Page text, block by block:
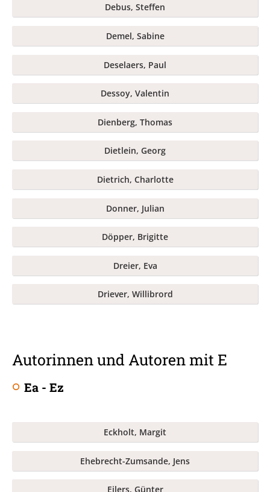
Debus, Steffen
Demel, Sabine
Deselaers, Paul
Dessoy, Valentin
Dienberg, Thomas
Dietlein, Georg
Dietrich, Charlotte
Donner, Julian
Döpper, Brigitte
Dreier, Eva
Driever, Willibrord
Autorinnen und Autoren mit E
Ea - Ez
Eckholt, Margit
Ehebrecht-Zumsande, Jens
Eilers, Günter